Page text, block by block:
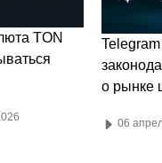
TON
о рынке
06